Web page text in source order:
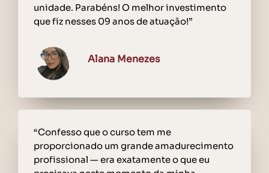
unidade. Parabéns! O melhor investimento
que fiz nesses 09 anos de atuação!”
Alana Menezes
“Confesso que o curso tem me
proporcionado um grande amadurecimento
profissional — era exatamente o que eu